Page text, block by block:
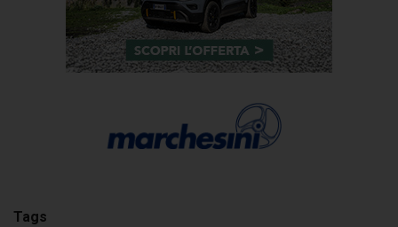
Tags